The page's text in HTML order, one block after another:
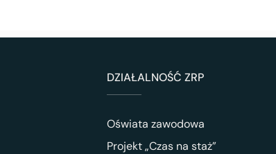
DZIAŁALNOŚĆ ZRP
Oświata zawodowa
Projekt „Czas na staż”